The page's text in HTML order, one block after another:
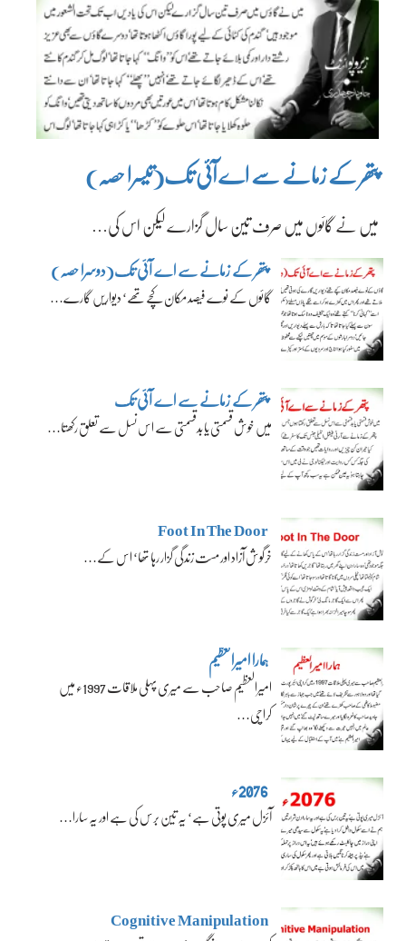
پتھر کے زمانے سے اے آئی تک(تیسرا حصہ)
میں نے گائوں میں صرف تین سال گزارے لیکن اس کی…
پتھر کے زمانے سے اے آئی تک(دوسرا حصہ)
گائوں کے نوے فیصد مکان کچے تھے‘ دیواریں گارے…
پتھر کے زمانے سے اے آئی تک
میں خوش قسمتی یا بدقسمتی سے اس نسل سے تعلق رکھتا…
Foot In The Door
خرگوش آزاد اور مست زندگی گزار رہا تھا‘ اس کے…
ہمارا امیرالعظیم
امیرالعظیم صاحب سے میری پہلی ملاقات 1997ء میں
کراچی…
2076ء
آئزل میری پوتی ہے‘ یہ تین برس کی ہے اور یہ سارا…
Cognitive Manipulation